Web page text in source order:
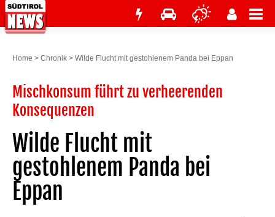
Home > Chronik > Wilde Flucht mit gestohlenem Panda bei Eppan
Mischkonsum führt zu verheerenden
Konsequenzen
Wilde Flucht mit
gestohlenem Panda bei
Eppan